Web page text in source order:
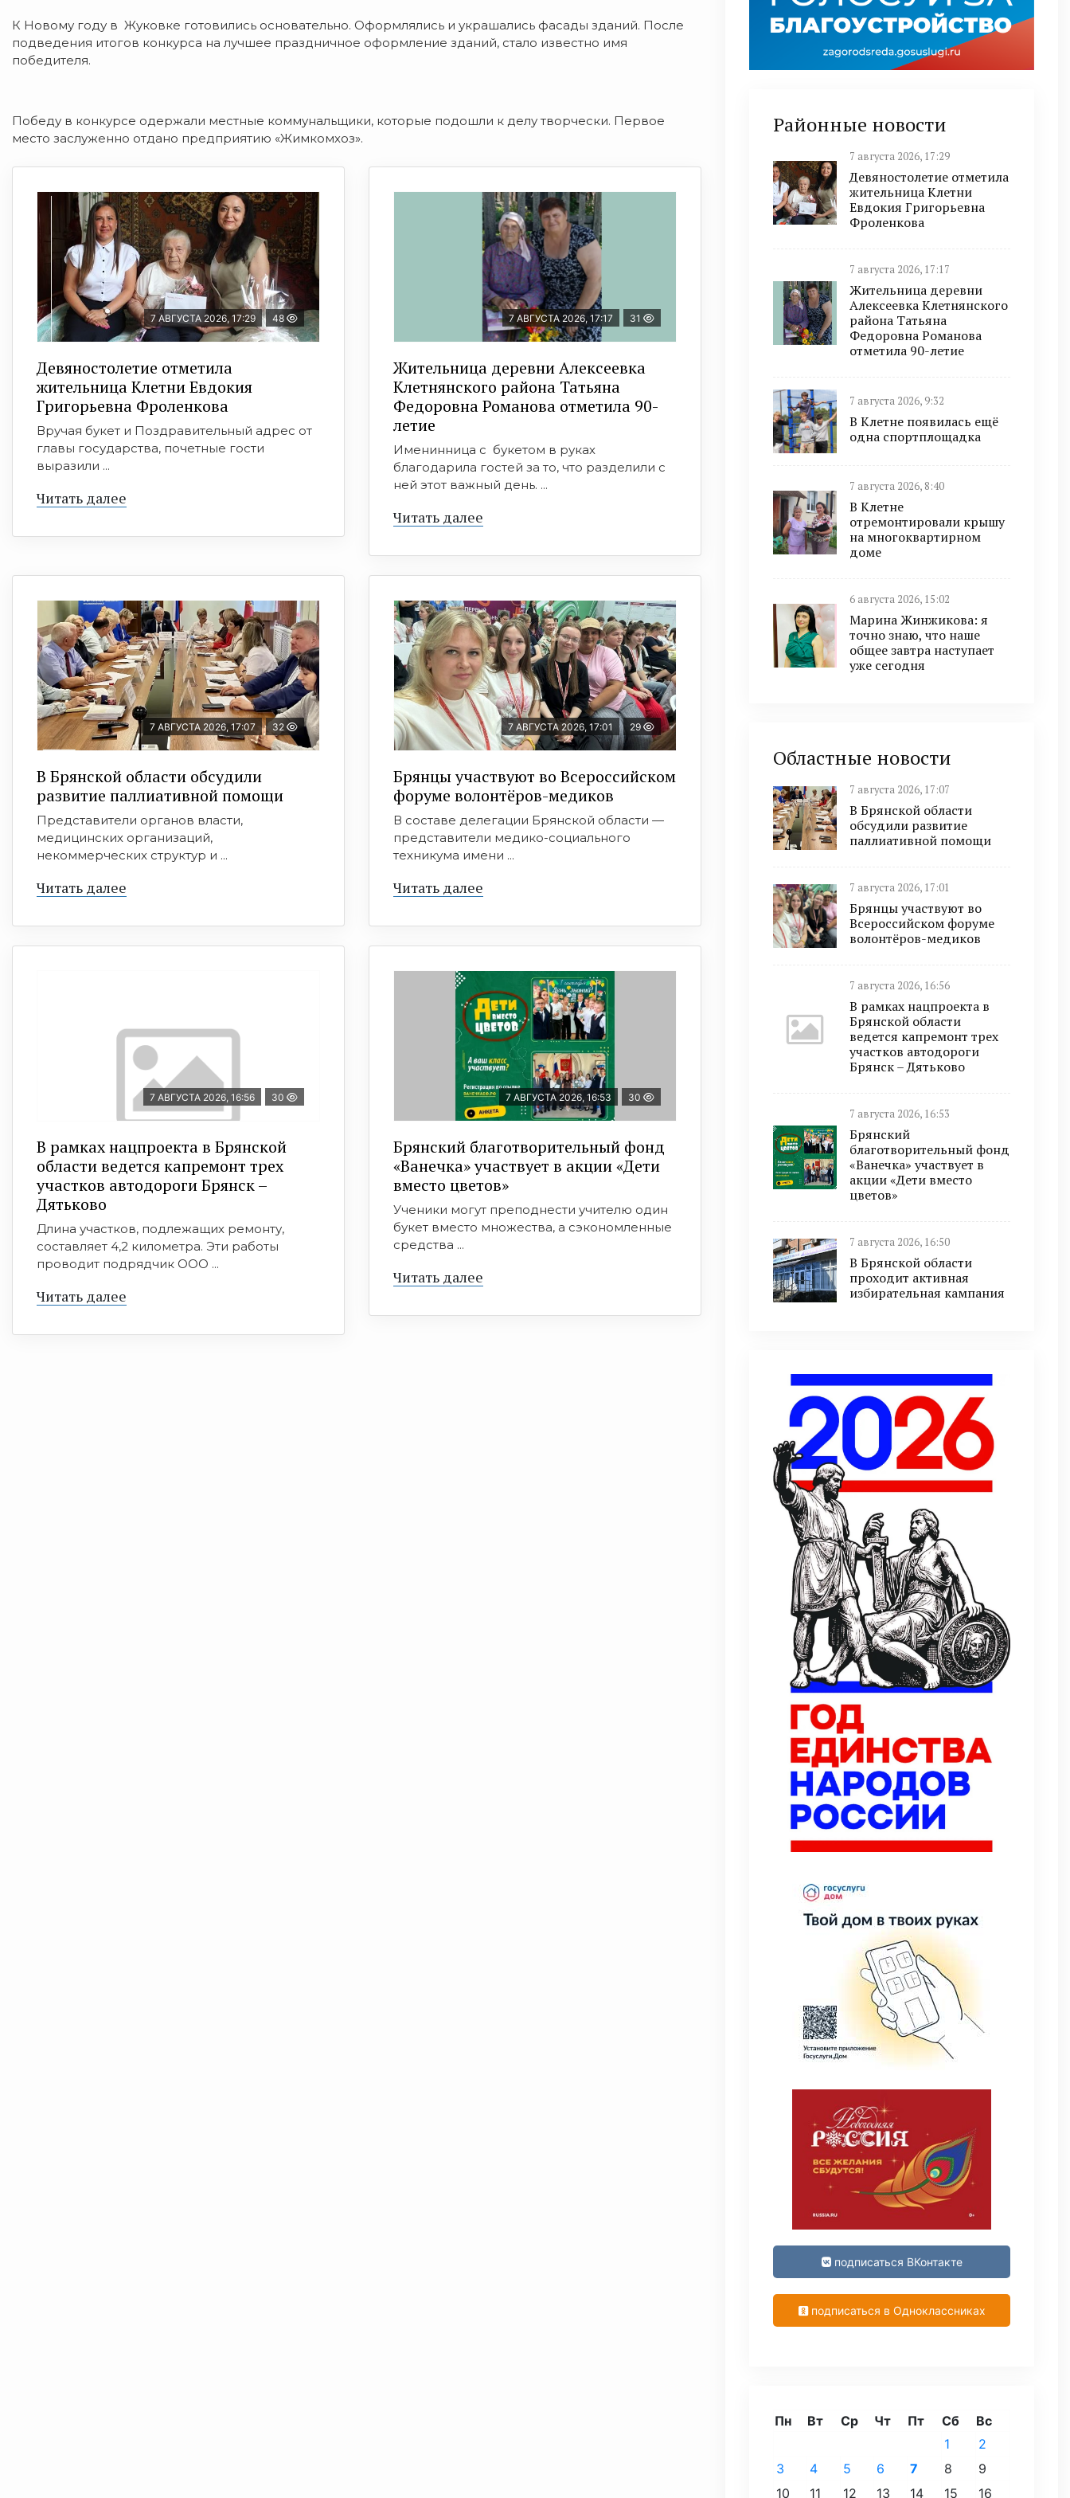
К Новому году в Жуковке готовились основательно. Оформлялись и украшались фасады зданий. После
подведения итогов конкурса на лучшее праздничное оформление зданий, стало известно имя
победителя.
Победу в конкурсе одержали местные коммунальщики, которые подошли к делу творчески. Первое
место заслуженно отдано предприятию «Жимкомхоз».
7 АВГУСТА 2026, 17:29 48
Девяностолетие отметила
жительница Клетни Евдокия
Григорьевна Фроленкова
Вручая букет и Поздравительный адрес от
главы государства, почетные гости
выразили ...
Читать далее
7 АВГУСТА 2026, 17:17 31
Жительница деревни Алексеевка
Клетнянского района Татьяна
Федоровна Романова отметила 90-
летие
Именинница с букетом в руках
благодарила гостей за то, что разделили с
ней этот важный день. ...
Читать далее
7 АВГУСТА 2026, 17:07 32
В Брянской области обсудили
развитие паллиативной помощи
Представители органов власти,
медицинских организаций,
некоммерческих структур и ...
Читать далее
7 АВГУСТА 2026, 17:01 29
Брянцы участвуют во Всероссийском
форуме волонтёров-медиков
В составе делегации Брянской области —
представители медико-социального
техникума имени ...
Читать далее
7 АВГУСТА 2026, 16:56 30
В рамках нацпроекта в Брянской
области ведется капремонт трех
участков автодороги Брянск –
Дятьково
Длина участков, подлежащих ремонту,
составляет 4,2 километра. Эти работы
проводит подрядчик ООО ...
Читать далее
7 АВГУСТА 2026, 16:53 30
Брянский благотворительный фонд
«Ванечка» участвует в акции «Дети
вместо цветов»
Ученики могут преподнести учителю один
букет вместо множества, а сэкономленные
средства ...
Читать далее
Районные новости
7 августа 2026, 17:29
Девяностолетие отметила
жительница Клетни
Евдокия Григорьевна
Фроленкова
7 августа 2026, 17:17
Жительница деревни
Алексеевка Клетнянского
района Татьяна
Федоровна Романова
отметила 90-летие
7 августа 2026, 9:32
В Клетне появилась ещё
одна спортплощадка
7 августа 2026, 8:40
В Клетне
отремонтировали крышу
на многоквартирном
доме
6 августа 2026, 15:02
Марина Жинжикова: я
точно знаю, что наше
общее завтра наступает
уже сегодня
Областные новости
7 августа 2026, 17:07
В Брянской области
обсудили развитие
паллиативной помощи
7 августа 2026, 17:01
Брянцы участвуют во
Всероссийском форуме
волонтёров-медиков
7 августа 2026, 16:56
В рамках нацпроекта в
Брянской области
ведется капремонт трех
участков автодороги
Брянск – Дятьково
7 августа 2026, 16:53
Брянский
благотворительный фонд
«Ванечка» участвует в
акции «Дети вместо
цветов»
7 августа 2026, 16:50
В Брянской области
проходит активная
избирательная кампания
подписаться ВКонтакте
подписаться в Одноклассниках
Пн Вт Ср Чт Пт Сб
Вс
1
2
3
4 5 6 7 8
9
10
11 12 13 14 15 16